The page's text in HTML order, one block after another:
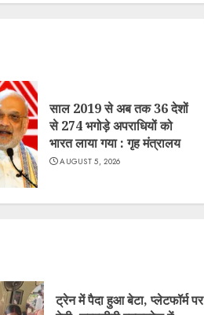
साल 2019 से अब तक 36 देशों
से 274 भगोड़े अपराधियों को
भारत लाया गया : गृह मंत्रालय
AUGUST 5, 2026
ट्रेन में पैदा हुआ बेटा, प्लेटफॉर्म पर